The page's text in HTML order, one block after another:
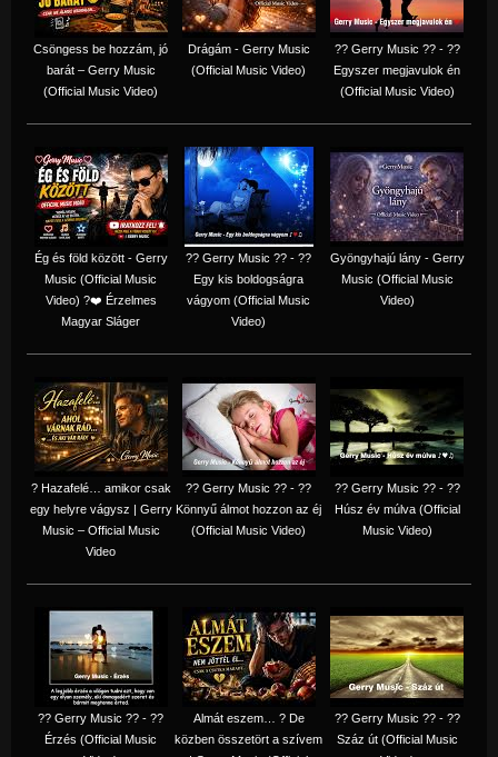
Csöngess be hozzám, jó
barát – Gerry Music
(Official Music Video)
Drágám - Gerry Music
(Official Music Video)
?? Gerry Music ?? - ??
Egyszer megjavulok én
(Official Music Video)
Ég és föld között - Gerry
Music (Official Music
Video) ?❤️ Érzelmes
Magyar Sláger
?? Gerry Music ?? - ??
Egy kis boldogságra
vágyom (Official Music
Video)
Gyöngyhajú lány - Gerry
Music (Official Music
Video)
? Hazafelé… amikor csak
egy helyre vágysz | Gerry
Music – Official Music
Video
?? Gerry Music ?? - ??
Könnyű álmot hozzon az éj
(Official Music Video)
?? Gerry Music ?? - ??
Húsz év múlva (Official
Music Video)
?? Gerry Music ?? - ??
Érzés (Official Music
Almát eszem… ? De
közben összetört a szívem
?? Gerry Music ?? - ??
Száz út (Official Music